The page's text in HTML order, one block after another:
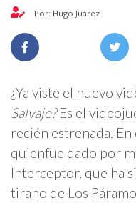
Por: Hugo Juárez
¿Ya viste el nuevo
Salvaje?Es el
recién estrenada.
quienfue dado por
Interceptor, que ha
tirano de Los